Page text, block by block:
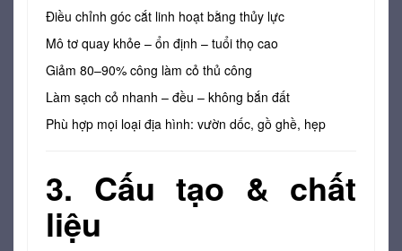
Điều chỉnh góc cắt linh hoạt bằng thủy lực
Mô tơ quay khỏe – ổn định – tuổi thọ cao
Giảm 80–90% công làm cỏ thủ công
Làm sạch cỏ nhanh – đều – không bắn đất
Phù hợp mọi loại địa hình: vườn dốc, gồ ghề, hẹp
3. Cấu tạo & chất
liệu